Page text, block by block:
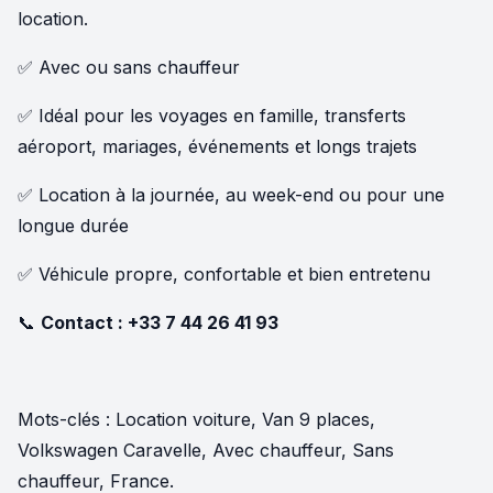
location.
✅ Avec ou sans chauffeur
✅ Idéal pour les voyages en famille, transferts
aéroport, mariages, événements et longs trajets
✅ Location à la journée, au week-end ou pour une
longue durée
✅ Véhicule propre, confortable et bien entretenu
📞 Contact : +33 7 44 26 41 93
Mots-clés : Location voiture, Van 9 places,
Volkswagen Caravelle, Avec chauffeur, Sans
chauffeur, France.